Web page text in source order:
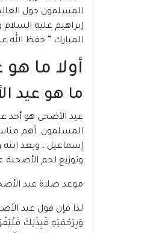
المسلمون حول
إبراهيم عليه السلام
المبارك ” حفظ الله
أولا ما
ما هو عيد
عيد الأضحى هو أحد
المسلمون. أهم
إسماعيل ، وبعد
وتوزيع لحم الأضحىة
موعد صلاة عيد الأضحى 2024 في
لذا فإن قول عيد
وَبِرَحْمَتِهِ فَبِذَلِكَ